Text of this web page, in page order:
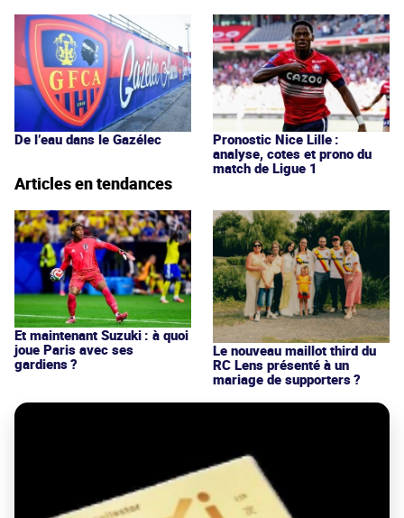
De l’eau dans le Gazélec
Pronostic Nice Lille :
analyse, cotes et prono du
match de Ligue 1
Articles en tendances
Et maintenant Suzuki : à quoi
joue Paris avec ses
gardiens ?
Le nouveau maillot third du
RC Lens présenté à un
mariage de supporters ?